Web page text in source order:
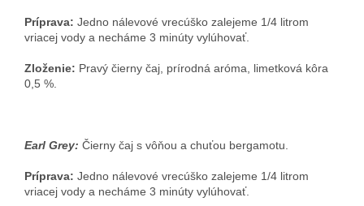
Príprava: Jedno nálevové vrecúško zalejeme 1/4 litrom
vriacej vody a necháme 3 minúty vylúhovať.
Zloženie: Pravý čierny čaj, prírodná aróma, limetková kôra
0,5 %.
Earl Grey: Čierny čaj s vôňou a chuťou bergamotu.
Príprava: Jedno nálevové vrecúško zalejeme 1/4 litrom
vriacej vody a necháme 3 minúty vylúhovať.